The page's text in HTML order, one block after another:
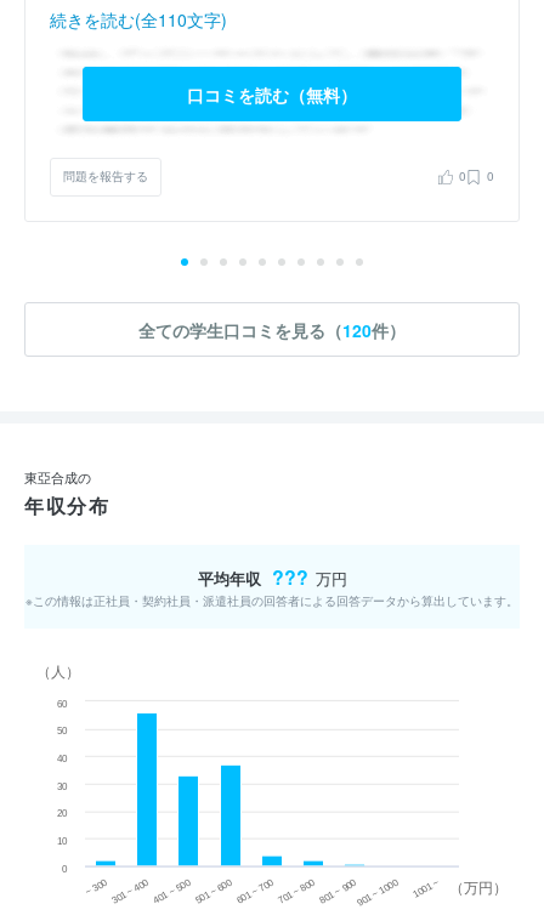
続きを読む(全110文字)
口コミを読む（無料）
問題を報告する 0 0
全ての学生口コミを見る（120件）
東亞合成の
年収分布
平均年収 ??? 万円
※この情報は正社員・契約社員・派遣社員の回答者による回答データから算出しています。
（万円）
（人）
~ 300 301 ~ 400 401 ~ 500501 ~ 600601 ~ 700701 ~ 800801 ~ 900901 ~ 1000 1001 ~
0
10
20
30
40
50
60